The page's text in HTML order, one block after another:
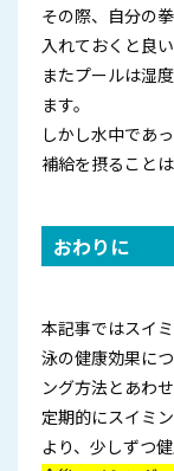
その際、自分の
入れておくと良い
またプールは湿
ます。
しかし水中であ
補給を摂ること
おわりに
本記事ではスイ
泳の健康効果に
ング方法とあわ
定期的にスイミ
より、少しずつ